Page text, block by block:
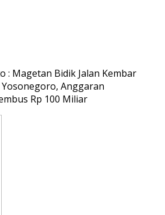
: Magetan Bidik Jalan Kembar
Anggaran
Rp 100 Miliar